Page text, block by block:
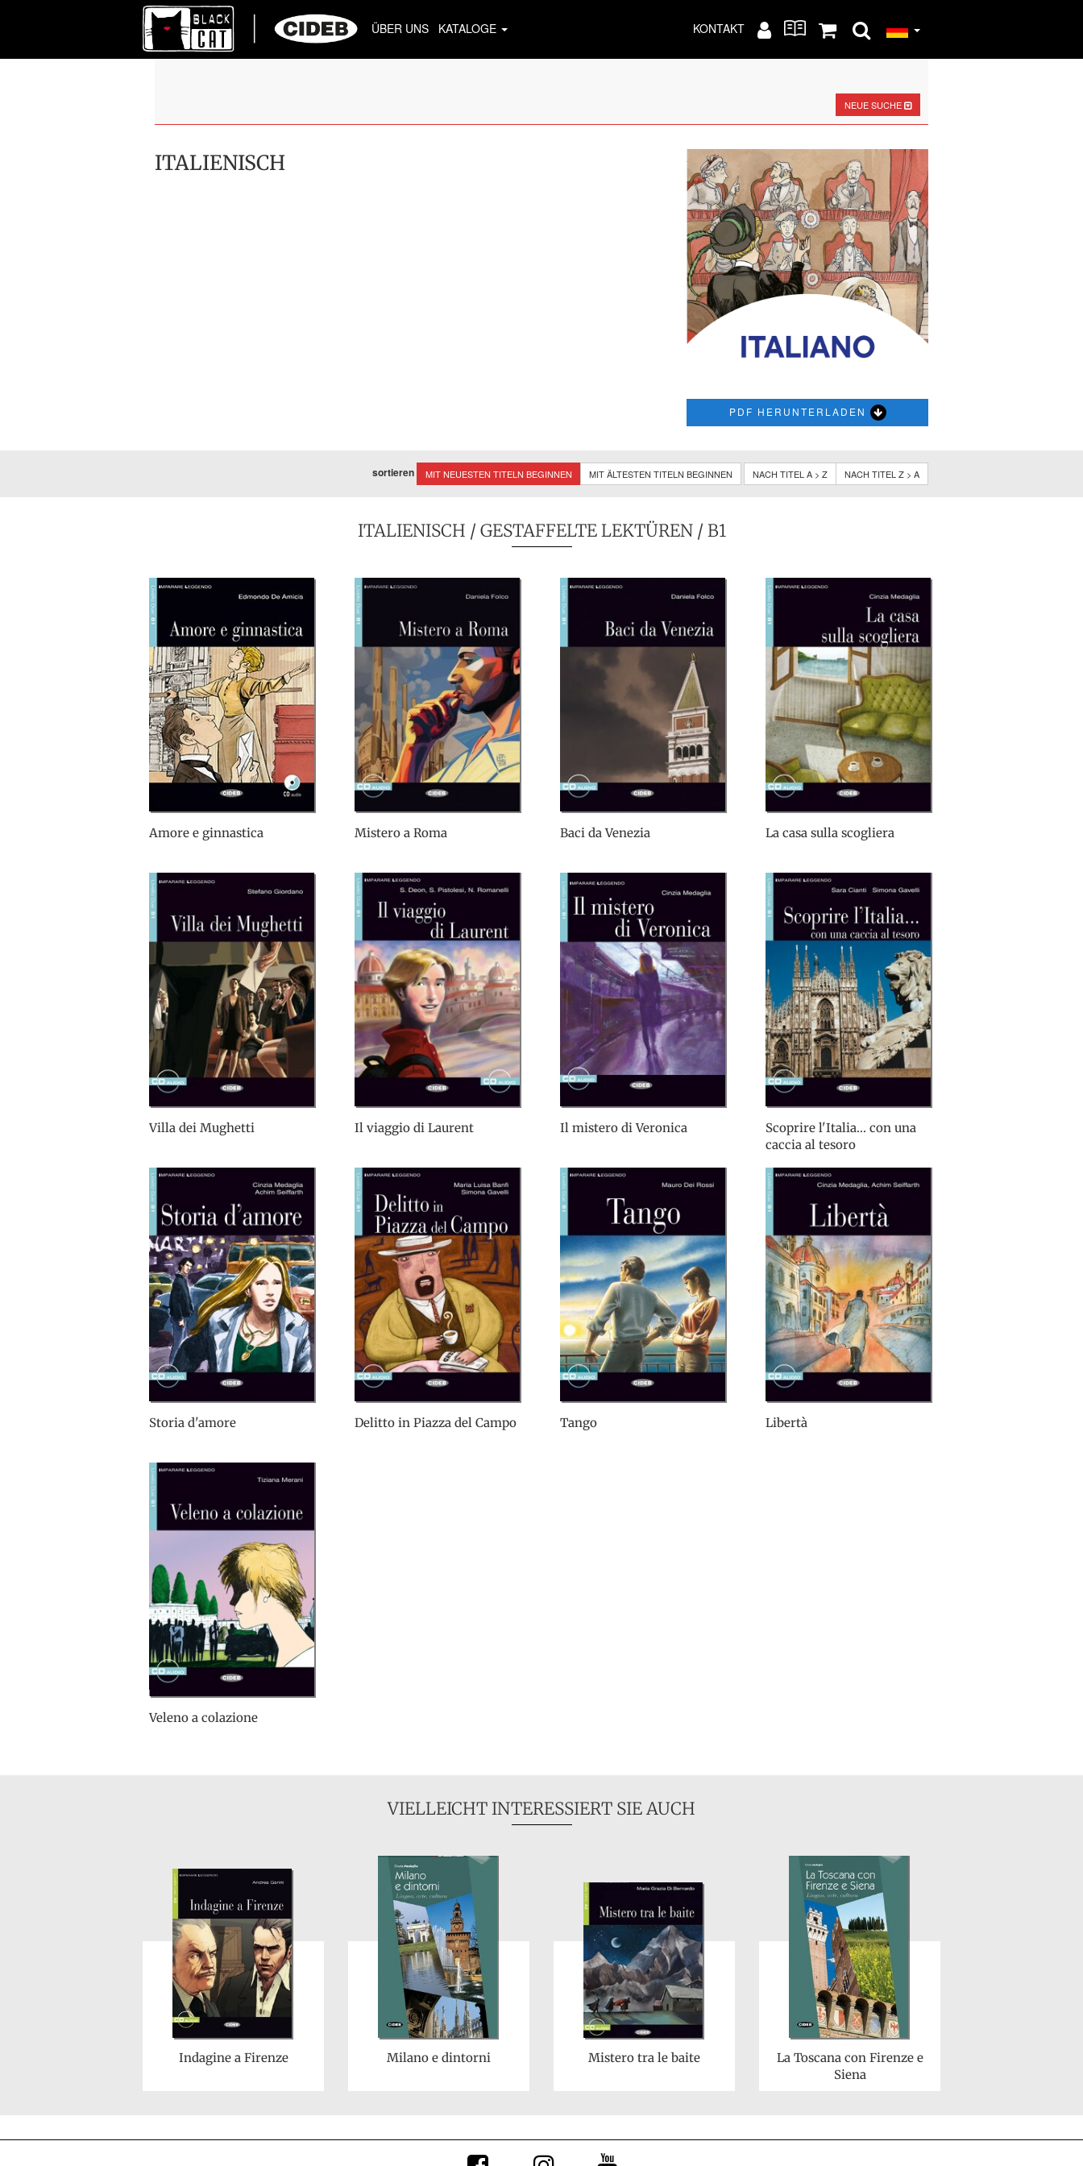
ÜBER UNS KATALOGE KONTAKT
NEUE SUCHE
ITALIENISCH
PDF HERUNTERLADEN
sortieren MIT NEUESTEN TITELN BEGINNEN MIT ÄLTESTEN TITELN BEGINNEN NACH TITEL A > Z NACH TITEL Z > A
ITALIENISCH / GESTAFFELTE LEKTÜREN/ B1
Amore e ginnastica Mistero a Roma Baci da Venezia La casa sulla scogliera
Villa dei Mughetti Il viaggio di Laurent Il mistero di Veronica
Scoprire l'Italia... con una
caccia al tesoro
Storia d'amore Delitto in Piazza del Campo Tango Libertà
Veleno a colazione
VIELLEICHT INTERESSIERT SIE AUCH
Indagine a Firenze Milano e dintorni Mistero tra le baite
La Toscana con Firenze e
Siena